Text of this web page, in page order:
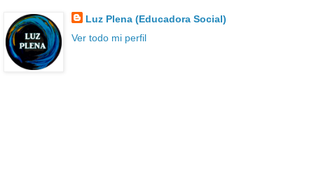
Luz Plena (Educadora Social)
Ver todo mi perfil